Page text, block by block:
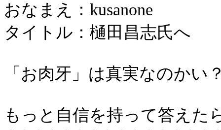
おなまえ： kusanone
タイトル：樋田昌志氏へ
「お肉牙」は真実なのかい
もっと自信を持って答えた